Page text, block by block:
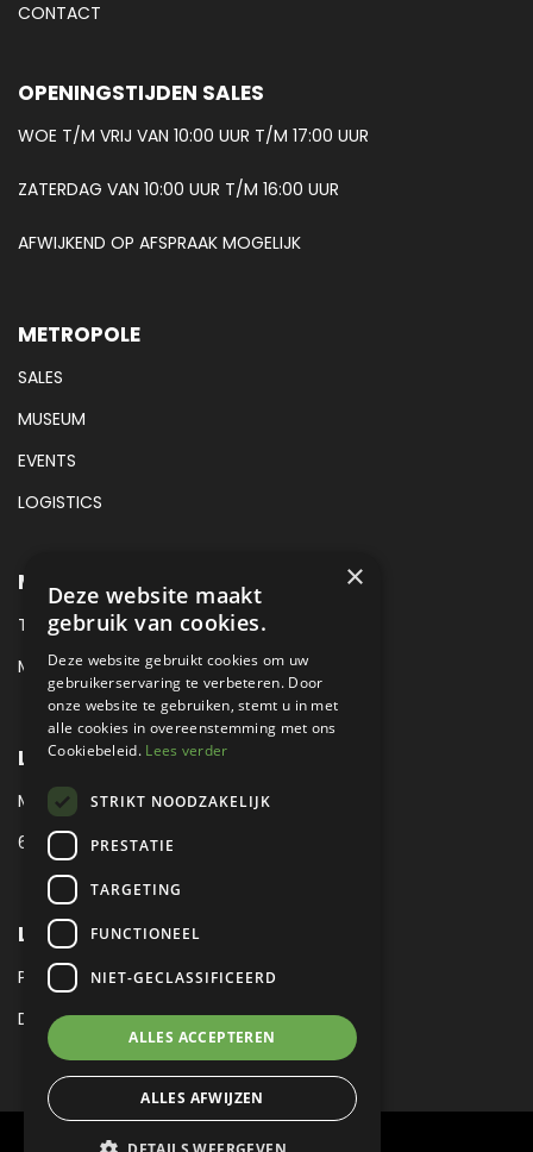
CONTACT
OPENINGSTIJDEN SALES
WOE T/M VRIJ VAN 10:00 UUR T/M 17:00 UUR
ZATERDAG VAN 10:00 UUR T/M 16:00 UUR
AFWIJKEND OP AFSPRAAK MOGELIJK
METROPOLE
SALES
MUSEUM
EVENTS
LOGISTICS
METROPOLE SALES CONTACT
TEL:+31 (0) 88 425 94 00
MAIL:SALES@METROPOLE.NL
LOCATIE
MEUBELLAAN 1 / VIA ENZO FERRARI
6651 KV DRUTEN / THE NETHERLANDS
LEGAL
PRIVACY VERKLARING
DISCLAIMER|SITEMAP
×
Deze website maakt
gebruik van cookies.
Deze website gebruikt cookies om uw
gebruikerservaring te verbeteren. Door
onze website te gebruiken, stemt u in met
alle cookies in overeenstemming met ons
Cookiebeleid. Lees verder
STRIKT NOODZAKELIJK
PRESTATIE
TARGETING
FUNCTIONEEL
NIET-GECLASSIFICEERD
ALLES ACCEPTEREN
ALLES AFWIJZEN